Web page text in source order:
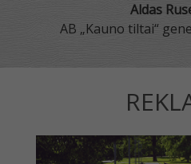
Aldas
AB „Kauno tiltai“